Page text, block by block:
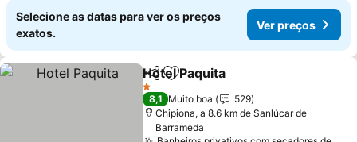
Selecione as datas para ver os preços
exatos.
Ver preços
PartilharAdicionar aos favoritos
Hotel Paquita
1 Estrelas
8,1 Muito boa
529
Chipiona, a 8.6 km de Sanlúcar de
Barrameda